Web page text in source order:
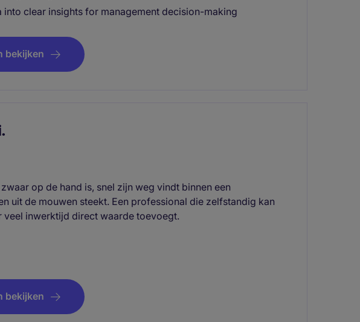
into clear insights for management decision-making
bekijken
op de hand is, snel zijn weg vindt binnen een
uit de mouwen steekt. Een professional die zelfstandig kan
veel inwerktijd direct waarde toevoegt.
bekijken